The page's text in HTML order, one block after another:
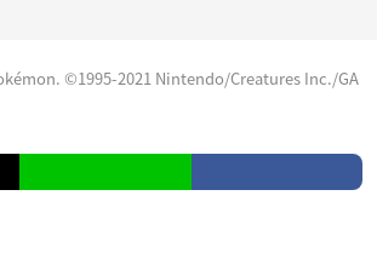
©1995-2021 Nintendo/Creatures Inc./GA